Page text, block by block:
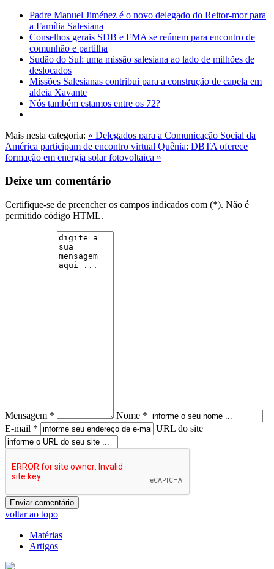
Padre Manuel Jiménez é o novo delegado do Reitor-mor para
a Família Salesiana
Conselhos gerais SDB e FMA se reúnem para encontro de
comunhão e partilha
Sudão do Sul: uma missão salesiana ao lado de milhões de
deslocados
Missões Salesianas contribui para a construção de capela em
aldeia Xavante
Nós também estamos entre os 72?
Mais nesta categoria: « Delegados para a Comunicação Social da
América participam de encontro virtual Quênia: DBTA oferece
formação em energia solar fotovoltaica »
Deixe um comentário
Certifique-se de preencher os campos indicados com (*). Não é
permitido código HTML.
Mensagem *
Nome *
E-mail *
URL do site
voltar ao topo
Matérias
Artigos